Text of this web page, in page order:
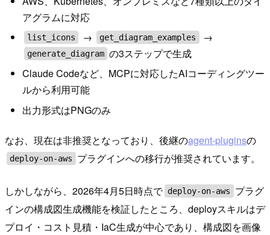
アグラムに対応
list_icons → get_diagram_examples →
generate_diagram の3ステップで生成
Claude Codeなど、MCPに対応したAIコーディングツー
ルから利用可能
出力形式はPNGのみ
なお、現在は非推奨となっており、後継のagent-pluginsの
deploy-on-aws プラグインへの移行が推奨されています。
しかしながら、2026年4月5日時点で deploy-on-aws
プラグ
インの構成図生成機能を検証したところ、deployスキルはデ
プロイ・コスト見積・IaC生成が中心であり、構成図を画像